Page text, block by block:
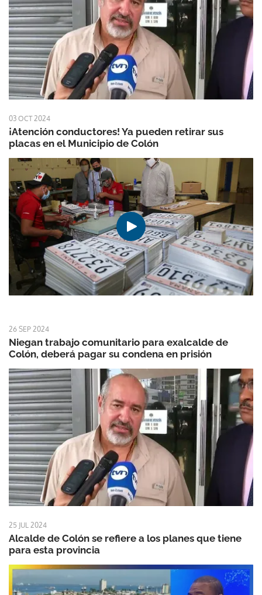
03 OCT 2024
¡Atención conductores! Ya pueden retirar sus
placas en el Municipio de Colón
26 SEP 2024
Niegan trabajo comunitario para exalcalde de
Colón, deberá pagar su condena en prisión
25 JUL 2024
Alcalde de Colón se refiere a los planes que tiene
para esta provincia